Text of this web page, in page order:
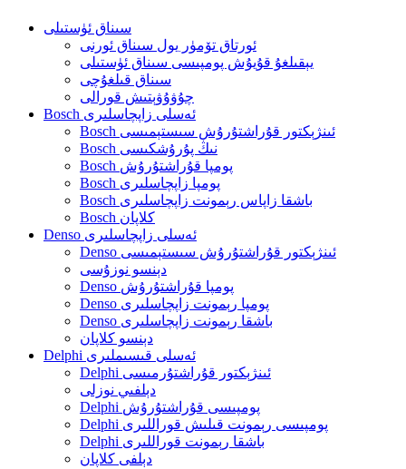
سىناق ئۈستىلى
ئورتاق تۆمۈر يول سىناق ئورنى
يېقىلغۇ قۇيۇش پومپىسى سىناق ئۈستىلى
سىناق قىلغۇچى
چۇۋۇۋېتىش قورالى
Bosch ئەسلى زاپچاسلىرى
Bosch ئىنژېكتور قۇراشتۇرۇش سىستېمىسى
Bosch نىڭ پۇرۇشكىسى
Bosch پومپا قۇراشتۇرۇش
Bosch پومپا زاپچاسلىرى
Bosch باشقا زاپاس رېمونت زاپچاسلىرى
Bosch كلاپان
Denso ئەسلى زاپچاسلىرى
Denso ئىنژېكتور قۇراشتۇرۇش سىستېمىسى
دېنسو نوزۇسى
Denso پومپا قۇراشتۇرۇش
Denso پومپا رېمونت زاپچاسلىرى
Denso باشقا رېمونت زاپچاسلىرى
دېنسو كلاپان
Delphi ئەسلى قىسىملىرى
Delphi ئىنژېكتور قۇراشتۇرمىسى
دېلفىي نوزلى
Delphi پومپىسى قۇراشتۇرۇش
Delphi پومپىسى رېمونت قىلىش قوراللىرى
Delphi باشقا رېمونت قوراللىرى
دېلفى كلاپان